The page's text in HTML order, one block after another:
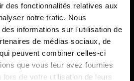
des fonctionnalités relatives aux
notre trafic. Nous
informations sur l'utilisation de
de médias sociaux, de
peuvent combiner celles-ci
que vous leur avez fournies
lors de votre utilisation de leurs